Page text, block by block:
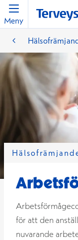
Meny
för att den
nuvarande